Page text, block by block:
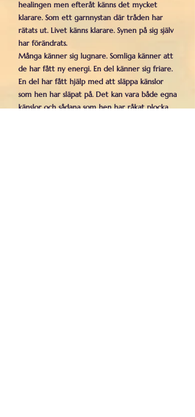
healingen men efteråt känns det mycket
klarare. Som ett garnnystan där tråden har
rätats ut. Livet känns klarare. Synen på sig själv
har förändrats.
Många känner sig lugnare. Somliga känner att
de har fått ny energi. En del känner sig friare.
En del har fått hjälp med att släppa känslor
som hen har släpat på. Det kan vara både egna
känslor och sådana som hen har råkat plocka